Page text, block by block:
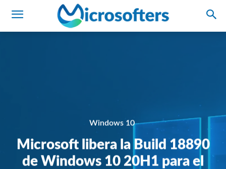
Windows 10
Microsoft libera la Build 18890
de Windows 10 20H1 para el